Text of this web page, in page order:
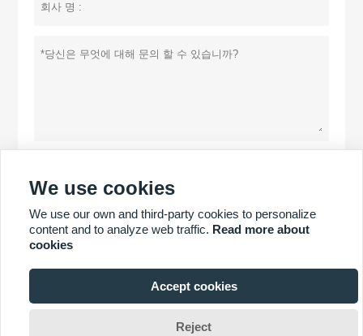
더 많은 제품
저작권 © 이창 파워 글로리 테크놀로지 주식회사
We use cookies
We use our own and third-party cookies to personalize
content and to analyze web traffic. Read more about
cookies
Accept cookies
Reject